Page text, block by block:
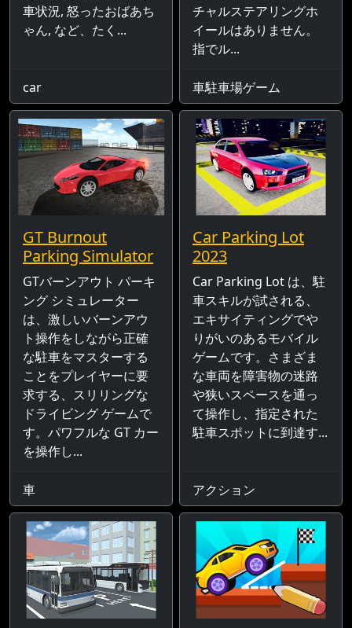
車状況, 怒ったおばあち
ゃん, など、たく...
car
チャルステアリングホ
イールはありません。
指でル...
車駐車場ゲーム
GT Burnout
Parking Simulator
GTバーンアウト パーキ
ング シミュレーター
は、激しいバーンアウ
ト操作をしながら正確
な駐車をマスターする
ことをプレイヤーに要
求する、スリリングな
ドライビング ゲームで
す。パワフルな GT カー
を操作し...
車
Car Parking Lot
2023
Car Parking Lot は、駐
車スキルが試される、
エキサイティングでや
りがいのあるモバイル
ゲームです。さまざま
な車両を障害物の迷路
や狭いスペースを通っ
て操作し、指定された
駐車スポットに到達す...
アクション